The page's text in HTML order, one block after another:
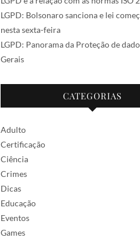
LGPD: Bolsonaro sanciona e lei
nesta sexta-feira
LGPD: Panorama da Proteção de
Gerais
CATEGORIAS
Adulto
Certificação
Ciência
Crimes
Dicas
Educação
Eventos
Games